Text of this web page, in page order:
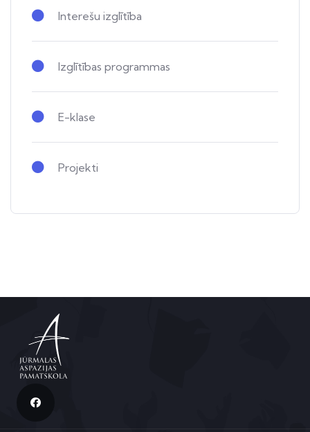
Interešu izglītība
Izglītības programmas
E-klase
Projekti